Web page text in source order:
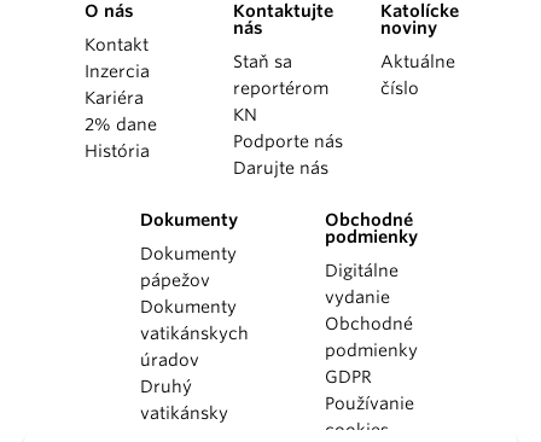
O nás
Kontakt
Inzercia
Kariéra
2% dane
História
Kontaktujte
nás
Staň sa
reportérom
KN
Podporte nás
Darujte nás
Katolícke
noviny
Aktuálne
číslo
Dokumenty
Dokumenty
pápežov
Dokumenty
vatikánskych
úradov
Druhý
vatikánsky
Obchodné
podmienky
Digitálne
vydanie
Obchodné
podmienky
GDPR
Používanie
cookies